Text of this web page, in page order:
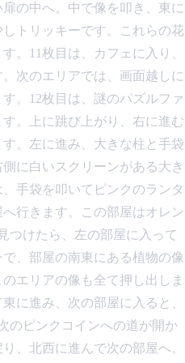
の中へ。中で像を叩き、東に
トリッキーです。これらの花
。11枚目は、カフェに入り、
次のエリアでは、画面越しに
。12枚目は、謎のパズルファ
。上に跳び上がり、右に進む
。左に進み、大きな柱と手袋
に白いスクリーンがある大き
手袋を叩いてピンクのランタ
行きます。この部屋はオレン
つけたら、左の部屋に入って
、部屋の南東にある植物の像
エリアの像も全て押し出しま
に進み、次の部屋に入ると、
のピンクコインへの道が開か
、北西に進んで次の部屋へ。